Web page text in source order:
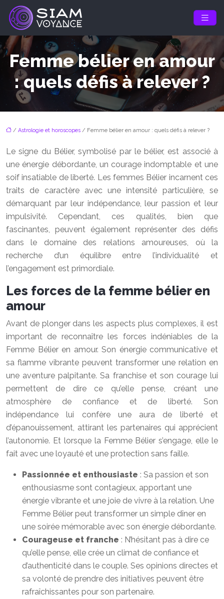
Femme bélier en amour
: quels défis à relever ?
/ Astrologie et horoscopes / Femme bélier en amour : quels défis à relever ?
Le signe du Bélier, symbolisé par le bélier, est associé à
une énergie débordante, un courage indomptable et une
soif insatiable de liberté. Les femmes Bélier incarnent ces
traits de caractère avec une intensité particulière, se
démarquant par leur indépendance, leur passion et leur
impulsivité. Cependant, ces qualités, bien que
fascinantes, peuvent également représenter des défis
dans le domaine des relations amoureuses, où la
recherche d’un équilibre entre l’individualité et
l’engagement est primordiale.
Les forces de la femme bélier en
amour
Avant de plonger dans les aspects plus complexes, il est
important de reconnaître les forces indéniables de la
Femme Bélier en amour. Son énergie communicative et
sa flamme vibrante peuvent transformer une relation en
une aventure palpitante. Sa franchise et son courage lui
permettent de dire ce qu’elle pense, créant une
atmosphère de confiance et de liberté. Son
indépendance lui confère une aura de liberté et
d’épanouissement, attirant les partenaires qui apprécient
l’autonomie. Et lorsque la Femme Bélier s’engage, elle le
fait avec une loyauté et une protection sans faille.
Passionnée et enthousiaste : Sa passion et son
enthousiasme sont contagieux, apportant une
énergie vibrante et une joie de vivre à la relation. Une
Femme Bélier peut transformer un simple dîner en
une soirée mémorable avec son énergie débordante.
Courageuse et franche : N’hésitant pas à dire ce
qu’elle pense, elle crée un climat de confiance et
d’authenticité dans le couple. Ses opinions directes et
sa volonté de prendre des initiatives peuvent être
rafraîchissantes pour son partenaire.